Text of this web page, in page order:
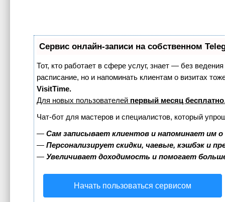
Сервис онлайн-записи на собственном
Тот, кто работает в сфере услуг, знает — без
расписание, но и напоминать клиентам о визитах
VisitTime.
Для новых пользователей первый месяц бесплатно
Чат-бот для мастеров и специалистов, который
—Сам записывает клиентов и напоминает им
—Персонализирует скидки, чаевые, кэшбэк и
—Увеличивает доходимость и помогает
Начать пользоваться сервисом